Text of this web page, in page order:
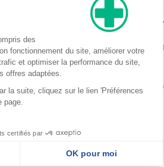
Faites attention de ne pas
la durée du traitement est prolongée, le
de la douleur, ou la fièvre plus de 3